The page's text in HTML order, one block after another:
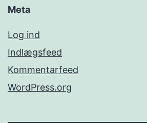
Meta
Log ind
Indlægsfeed
Kommentarfeed
WordPress.org